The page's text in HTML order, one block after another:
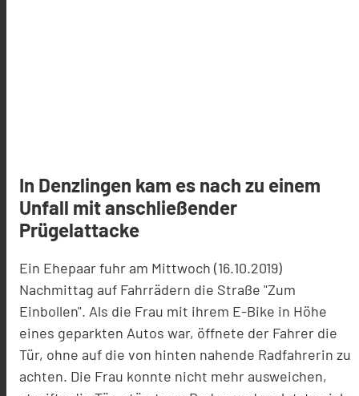
In Denzlingen kam es nach zu einem
Unfall mit anschließender
Prügelattacke
Ein Ehepaar fuhr am Mittwoch (16.10.2019)
Nachmittag auf Fahrrädern die Straße "Zum
Einbollen". Als die Frau mit ihrem E-Bike in Höhe
eines geparkten Autos war, öffnete der Fahrer die
Tür, ohne auf die von hinten nahende Radfahrerin zu
achten. Die Frau konnte nicht mehr ausweichen,